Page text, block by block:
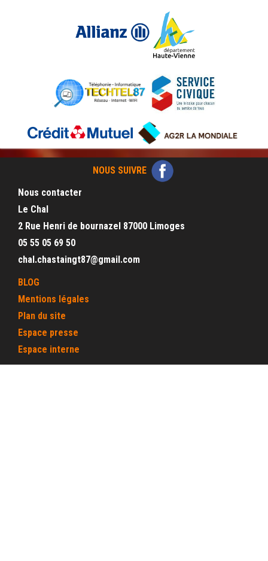
NOUS SUIVRE
Nous contacter
Le Chal
2 Rue Henri de bournazel 87000 Limoges
05 55 05 69 50
chal.chastaingt87@gmail.com
BLOG
Mentions légales
Plan du site
Espace presse
Espace interne